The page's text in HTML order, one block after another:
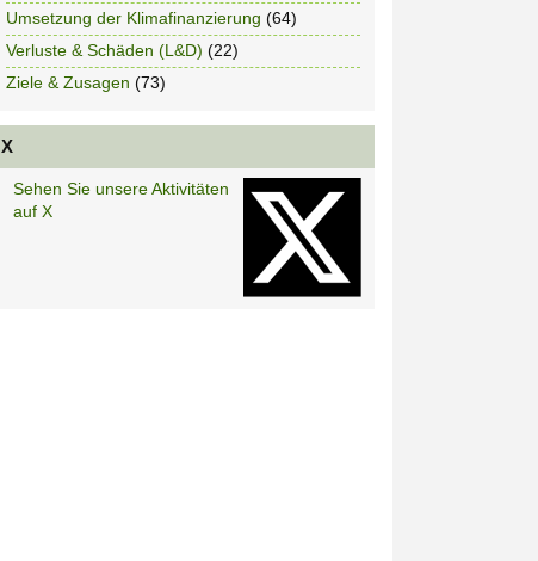
Umsetzung der Klimafinanzierung (64)
Verluste & Schäden (L&D) (22)
Ziele & Zusagen (73)
X
Sehen Sie unsere Aktivitäten
auf X